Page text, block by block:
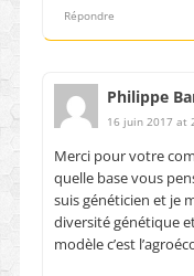
Répondre
Philippe
16 juin 2017 at
Merci pour votre
quelle base vous
suis généticien et je
diversité génétique
modèle c’est